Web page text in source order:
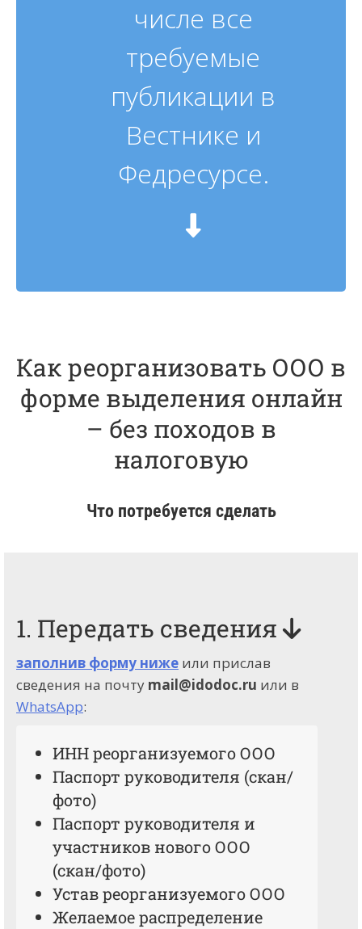
числе все
требуемые
публикации в
Вестнике и
Федресурсе.
Как реорганизовать ООО в
форме выделения онлайн
– без походов в
налоговую
Что потребуется сделать
1. Передать сведения
заполнив форму ниже или прислав
сведения на почту mail@idodoc.ru или в
WhatsApp:
ИНН реорганизуемого ООО
Паспорт руководителя (скан/
фото)
Паспорт руководителя и
участников нового ООО
(скан/фото)
Устав реорганизуемого ООО
Желаемое распределение